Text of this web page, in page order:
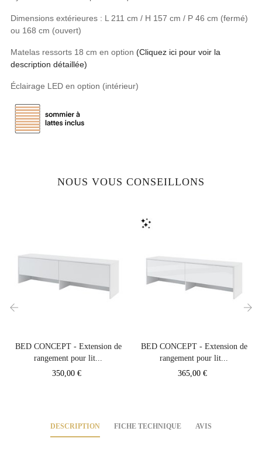
Dimensions extérieures : L 211 cm / H 157 cm / P 46 cm (fermé)
ou 168 cm (ouvert)
Matelas ressorts 18 cm en option (Cliquez ici pour voir la
description détaillée)
Éclairage LED en option (intérieur)
NOUS VOUS CONSEILLONS
BED CONCEPT - Extension de
rangement pour lit...
Prix
350,00 €
BED CONCEPT - Extension de
rangement pour lit...
Prix
365,00 €
DESCRIPTION FICHE TECHNIQUE AVIS